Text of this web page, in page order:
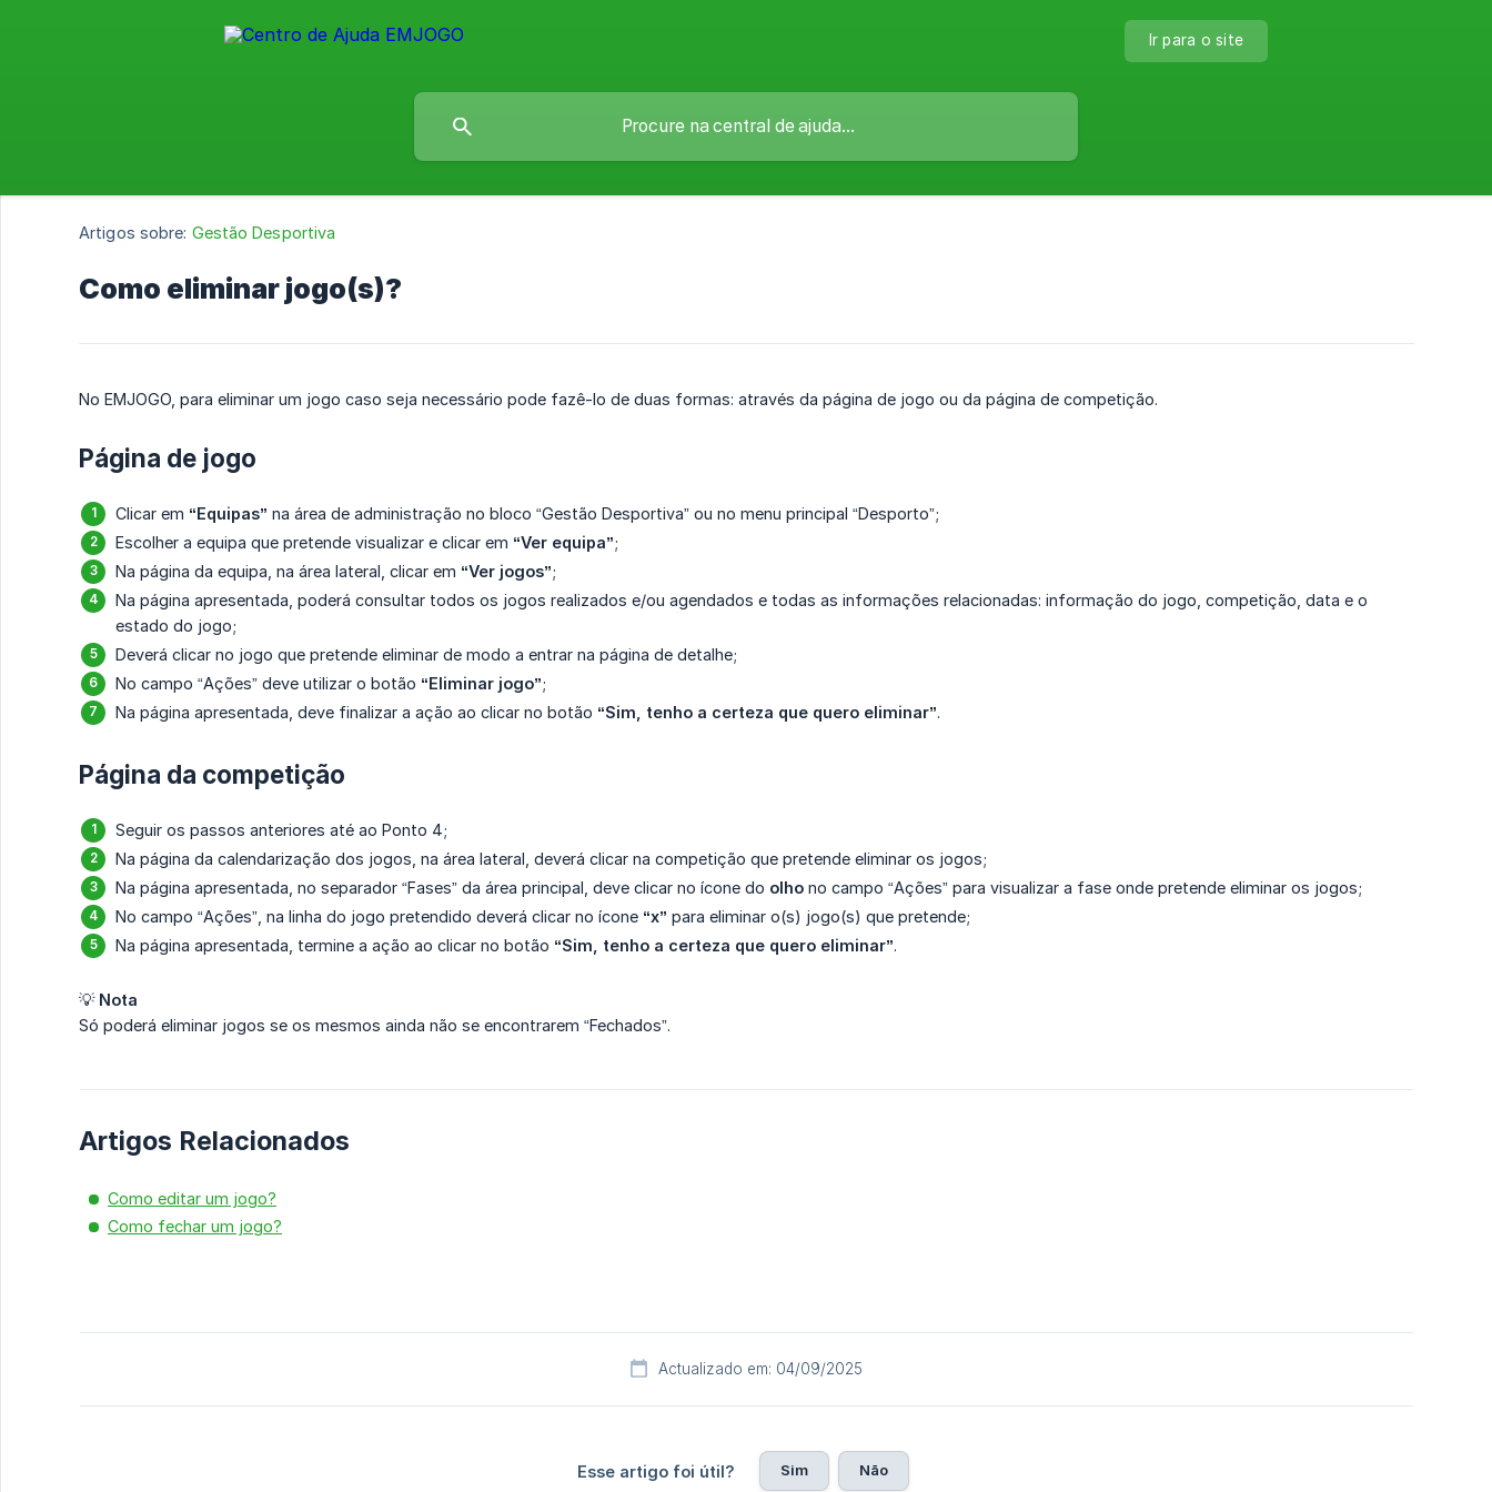
Ir para o site
Artigos sobre: Gestão Desportiva
Como eliminar jogo(s)?
No EMJOGO, para eliminar um jogo caso seja necessário pode fazê-lo de duas formas: através da página de jogo ou da página de competição.
Página de jogo
Clicar em “Equipas” na área de administração no bloco “Gestão Desportiva” ou no menu principal “Desporto”;
Escolher a equipa que pretende visualizar e clicar em “Ver equipa”;
Na página da equipa, na área lateral, clicar em “Ver jogos”;
Na página apresentada, poderá consultar todos os jogos realizados e/ou agendados e todas as informações relacionadas: informação do jogo, competição, data e o
estado do jogo;
Deverá clicar no jogo que pretende eliminar de modo a entrar na página de detalhe;
No campo “Ações” deve utilizar o botão “Eliminar jogo”;
Na página apresentada, deve finalizar a ação ao clicar no botão “Sim, tenho a certeza que quero eliminar”.
Página da competição
Seguir os passos anteriores até ao Ponto 4;
Na página da calendarização dos jogos, na área lateral, deverá clicar na competição que pretende eliminar os jogos;
Na página apresentada, no separador “Fases” da área principal, deve clicar no ícone do olho no campo “Ações” para visualizar a fase onde pretende eliminar os jogos;
No campo “Ações”, na linha do jogo pretendido deverá clicar no ícone “x” para eliminar o(s) jogo(s) que pretende;
Na página apresentada, termine a ação ao clicar no botão “Sim, tenho a certeza que quero eliminar”.
💡 Nota
Só poderá eliminar jogos se os mesmos ainda não se encontrarem “Fechados”.
Artigos Relacionados
Como editar um jogo?
Como fechar um jogo?
Actualizado em: 04/09/2025
Esse artigo foi útil? Sim Não